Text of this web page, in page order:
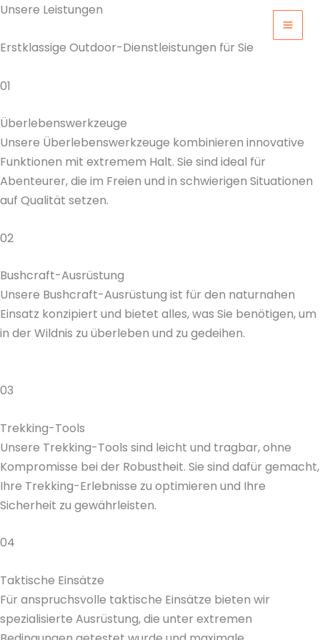
Zum
springen
outdoor-kreisel
Unsere Leistungen
Erstklassige Outdoor-Dienstleistungen für Sie
01
Überlebenswerkzeuge
Unsere Überlebenswerkzeuge kombinieren innovative
Funktionen mit extremem Halt. Sie sind ideal für
Abenteurer, die im Freien und in schwierigen Situationen
auf Qualität setzen.
02
Bushcraft-Ausrüstung
Unsere Bushcraft-Ausrüstung ist für den naturnahen
Einsatz konzipiert und bietet alles, was Sie benötigen, um
in der Wildnis zu überleben und zu gedeihen.
03
Trekking-Tools
Unsere Trekking-Tools sind leicht und tragbar, ohne
Kompromisse bei der Robustheit. Sie sind dafür gemacht,
Ihre Trekking-Erlebnisse zu optimieren und Ihre
Sicherheit zu gewährleisten.
04
Taktische Einsätze
Für anspruchsvolle taktische Einsätze bieten wir
spezialisierte Ausrüstung, die unter extremen